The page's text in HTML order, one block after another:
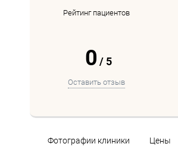
Рейтинг пациентов
0 / 5
Оставить отзыв
Фотографии клиники Цены